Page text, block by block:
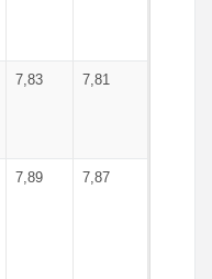
7,83 7,81
7,89 7,87